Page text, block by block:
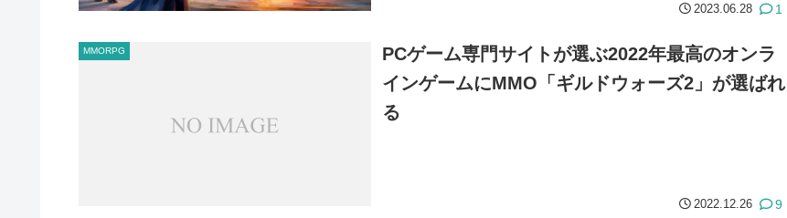
2023.06.28 1
MMORPG
PCゲーム専門サイトが選ぶ2022年最高のオンラ
インゲームにMMO「ギルドウォーズ2」が選ばれ
る
2022.12.26 9